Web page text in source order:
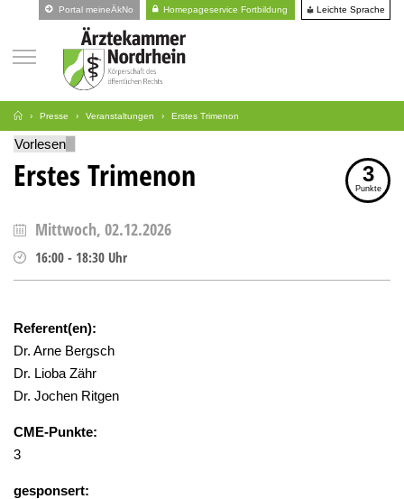
Portal meineÄkNo Homepageservice Fortbildung Leichte Sprache
Presse Veranstaltungen Erstes Trimenon
Vorlesen
Erstes Trimenon 3
Punkte
Mittwoch, 02.12.2026
16:00 - 18:30 Uhr
Referent(en):
Dr. Arne Bergsch
Dr. Lioba Zähr
Dr. Jochen Ritgen
CME-Punkte:
3
gesponsert: